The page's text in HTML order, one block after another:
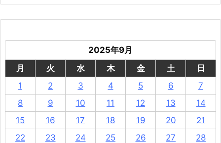
2025年9月
月
火 水 木 金 土
日
1
2 3 4 5 6
7
8
9 10 11 12 13
14
15
16 17 18 19 20
21
22
23 24 25 26 27
28